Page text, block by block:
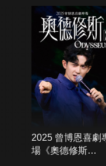
2025 曾博恩喜劇
場《奧德修斯